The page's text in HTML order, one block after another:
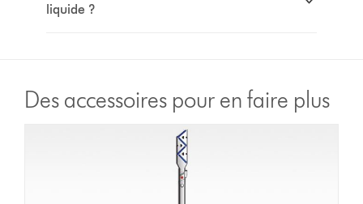
liquide ?
Des accessoires pour en faire plus